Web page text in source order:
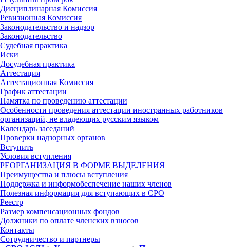
Дисциплинарная Комиссия
Ревизионная Комиссия
Законодательство и надзор
Законодательство
Судебная практика
Иски
Досудебная практика
Аттестация
Аттестационная Комиссия
График аттестации
Памятка по проведению аттестации
Особенности проведения аттестации иностранных работников
организаций, не владеющих русским языком
Календарь заседаний
Проверки надзорных органов
Вступить
Условия вступления
РЕОРГАНИЗАЦИЯ В ФОРМЕ ВЫДЕЛЕНИЯ
Преимущества и плюсы вступления
Поддержка и информобеспечение наших членов
Полезная информация для вступающих в СРО
Реестр
Размер компенсационных фондов
Должники по оплате членских взносов
Контакты
Сотрудничество и партнеры